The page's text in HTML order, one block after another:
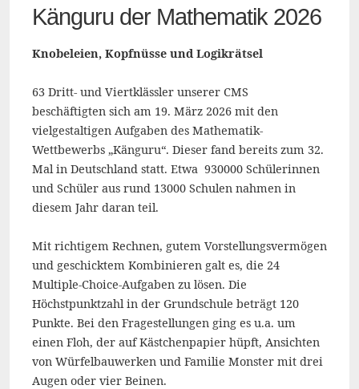
Känguru der Mathematik 2026
Knobeleien, Kopfnüsse und Logikrätsel
63 Dritt- und Viertklässler unserer CMS
beschäftigten sich am 19. März 2026 mit den
vielgestaltigen Aufgaben des Mathematik-
Wettbewerbs „Känguru“. Dieser fand bereits zum 32.
Mal in Deutschland statt. Etwa 930000 Schülerinnen
und Schüler aus rund 13000 Schulen nahmen in
diesem Jahr daran teil.
Mit richtigem Rechnen, gutem Vorstellungsvermögen
und geschicktem Kombinieren galt es, die 24
Multiple-Choice-Aufgaben zu lösen. Die
Höchstpunktzahl in der Grundschule beträgt 120
Punkte. Bei den Fragestellungen ging es u.a. um
einen Floh, der auf Kästchenpapier hüpft, Ansichten
von Würfelbauwerken und Familie Monster mit drei
Augen oder vier Beinen.